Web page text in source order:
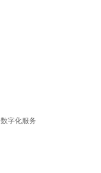
数字化服务